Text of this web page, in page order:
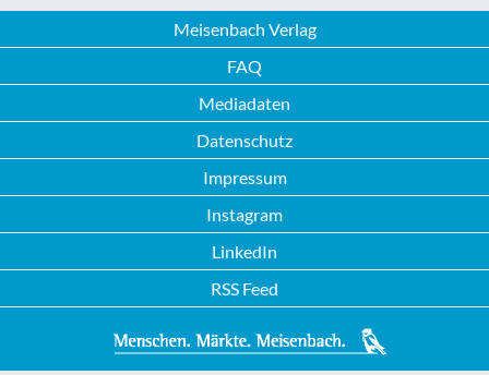
Meisenbach Verlag
FAQ
Mediadaten
Datenschutz
Impressum
Instagram
LinkedIn
RSS Feed